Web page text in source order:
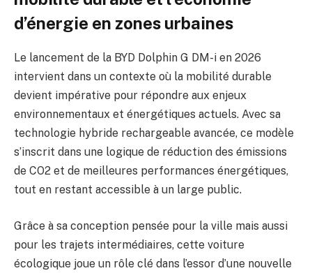
d’énergie en zones urbaines
Le lancement de la BYD Dolphin G DM-i en 2026
intervient dans un contexte où la mobilité durable
devient impérative pour répondre aux enjeux
environnementaux et énergétiques actuels. Avec sa
technologie hybride rechargeable avancée, ce modèle
s’inscrit dans une logique de réduction des émissions
de CO2 et de meilleures performances énergétiques,
tout en restant accessible à un large public.
Grâce à sa conception pensée pour la ville mais aussi
pour les trajets intermédiaires, cette voiture
écologique joue un rôle clé dans l’essor d’une nouvelle